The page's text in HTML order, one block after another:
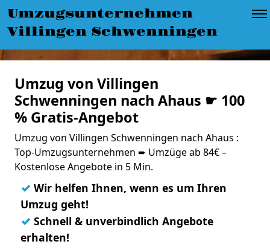
Umzugsunternehmen
Villingen Schwenningen
Umzug von Villingen
Schwenningen nach Ahaus ☛ 100
% Gratis-Angebot
Umzug von Villingen Schwenningen nach Ahaus :
Top-Umzugsunternehmen ➨ Umzüge ab 84€ –
Kostenlose Angebote in 5 Min.
✓ Wir helfen Ihnen, wenn es um Ihren
Umzug geht!
✓ Schnell & unverbindlich Angebote
erhalten!